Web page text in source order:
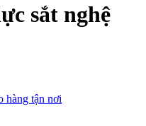
sắt nghệ
hàng tận nơi